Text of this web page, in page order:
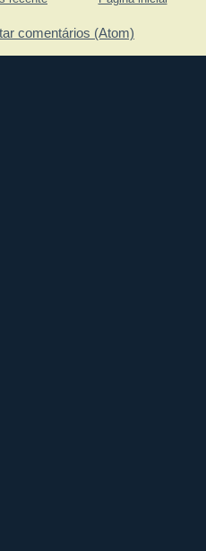
comentários (Atom)